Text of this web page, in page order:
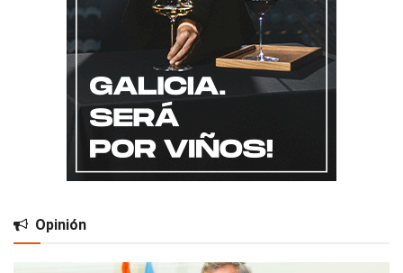
Opinión